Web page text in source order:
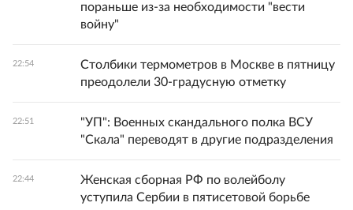
пораньше из-за необходимости "вести
войну"
22:54
Столбики термометров в Москве в пятницу
преодолели 30-градусную отметку
22:51
"УП": Военных скандального полка ВСУ
"Скала" переводят в другие подразделения
22:44
Женская сборная РФ по волейболу
уступила Сербии в пятисетовой борьбе